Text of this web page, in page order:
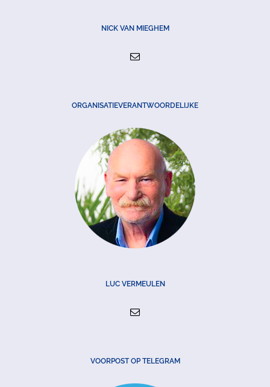
NICK VAN MIEGHEM
ORGANISATIEVERANTWOORDELIJKE
LUC VERMEULEN
VOORPOST OP TELEGRAM